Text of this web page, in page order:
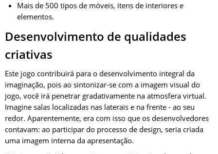
Mais de 500 tipos de móveis, itens de interiores e
elementos.
Desenvolvimento de qualidades
criativas
Este jogo contribuirá para o desenvolvimento integral da
imaginação, pois ao sintonizar-se com a imagem visual do
jogo, você irá penetrar gradativamente na atmosfera virtual.
Imagine salas localizadas nas laterais e na frente - ao seu
redor. Aparentemente, era com isso que os desenvolvedores
contavam: ao participar do processo de design, seria criada
uma imagem interna da apresentação.